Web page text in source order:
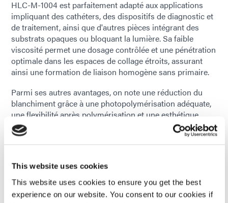
This website uses cookies
This website uses cookies to ensure you get the best
experience on our website. You consent to our cookies if
HLC-M-1004 est parfaitement adapté aux applications
impliquant des cathéters, des dispositifs de diagnostic et
de traitement, ainsi que d'autres pièces intégrant des
substrats opaques ou bloquant la lumière. Sa faible
viscosité permet une dosage contrôlée et une pénétration
optimale dans les espaces de collage étroits, assurant
ainsi une formation de liaison homogène sans primaire.
Parmi ses autres avantages, on note une réduction du
blanchiment grâce à une photopolymérisation adéquate,
une flexibilité après polymérisation et une esthétique
améliorée. Ce matériau permet une fixation rapide,
essentielle aux processus de fabrication à haut débit.
de biocompatibilité ISO 10993 applicables et ne contient
aucun solvants non réactifs. Matériau monocomposant, il
permet aux fabricants de simplifier leurs procédés, de